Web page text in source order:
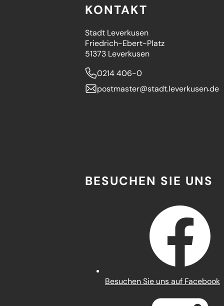
KONTAKT
Stadt Leverkusen
Friedrich-Ebert-Platz
51373 Leverkusen
0214 406-0
postmaster
stadt.leverkusende
BESUCHEN SIE UNS
Besuchen Sie uns auf Facebook